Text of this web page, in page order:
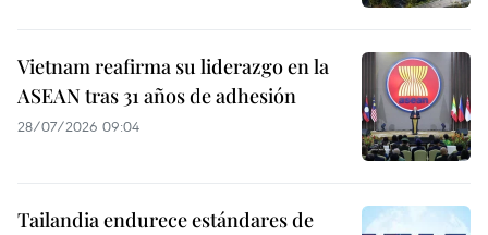
Vietnam reafirma su liderazgo en la
ASEAN tras 31 años de adhesión
28/07/2026 09:04
Tailandia endurece estándares de